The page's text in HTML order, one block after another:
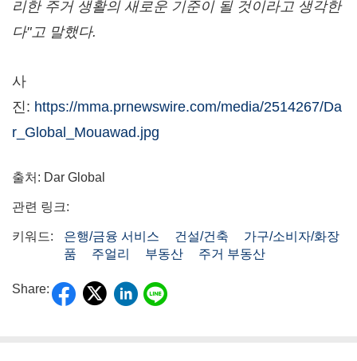
리한 주거 생활의 새로운 기준이 될 것이라고 생각한
다"고 말했다.
사
진: https://mma.prnewswire.com/media/2514267/Da
r_Global_Mouawad.jpg
출처: Dar Global
관련 링크:
키워드: 은행/금융 서비스 건설/건축
가구/소비자/화장
품
주얼리 부동산 주거 부동산
Share: